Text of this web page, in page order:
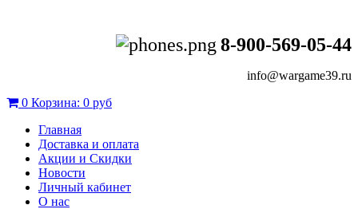
8-900-569-05-44
info@wargame39.ru
0 Корзина: 0 руб
Главная
Доставка и оплата
Акции и Скидки
Новости
Личный кабинет
О нас